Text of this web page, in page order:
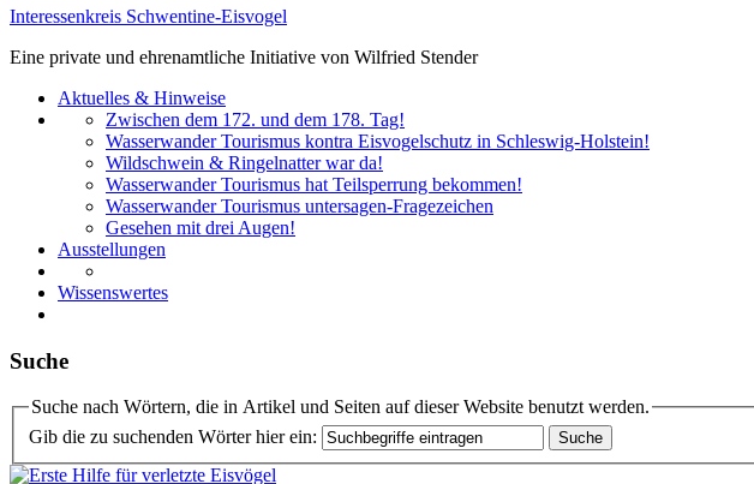
Interessenkreis Schwentine-Eisvogel
Eine private und ehrenamtliche Initiative von Wilfried Stender
Aktuelles & Hinweise
Zwischen dem 172. und dem 178. Tag!
Wasserwander Tourismus kontra Eisvogelschutz in Schleswig-Holstein!
Wildschwein & Ringelnatter war da!
Wasserwander Tourismus hat Teilsperrung bekommen!
Wasserwander Tourismus untersagen-Fragezeichen
Gesehen mit drei Augen!
Ausstellungen
Wissenswertes
Suche
Suche nach Wörtern, die in Artikel und Seiten auf dieser Website benutzt werden.
Gib die zu suchenden Wörter hier ein: